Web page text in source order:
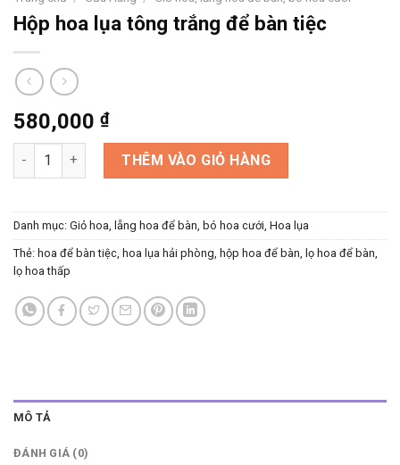
Hộp hoa lụa tông trắng để bàn tiệc
580,000 ₫
Hộp hoa lụa tông trắng để bàn tiệc số lượng
THÊM VÀO GIỎ HÀNG
Danh mục: Giỏ hoa, lẵng hoa để bàn, bó hoa cưới Hoa lụa
Thẻ: hoa để bàn tiệc hoa lụa hải phòng hộp hoa để bàn lọ hoa để bàn
lọ hoa thấp
MÔ TẢ
ĐÁNH GIÁ (0)